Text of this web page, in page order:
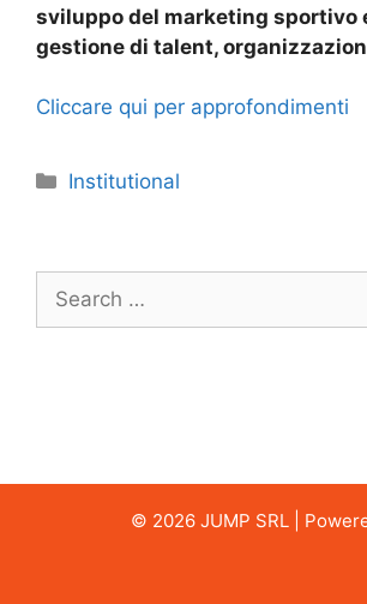
sviluppo del marketing sportivo
gestione di talent,
Cliccare qui per approfondimenti
Categories
Institutional
Search
for:
© 2026 JUMP SRL |